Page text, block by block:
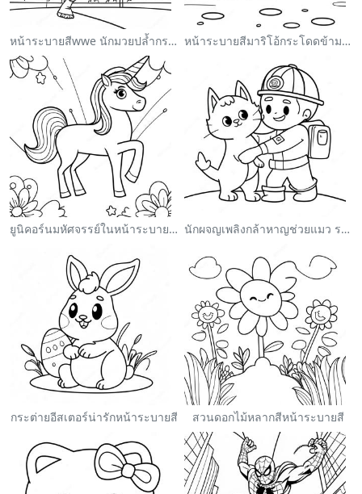
หน้าระบายสีwwe นักมวยปล้ำกระโดดใส่คู่ต่อสู้ หน้าระบายสีมาริโอ้กระโดดข้ามกูมบา
ยูนิคอร์นมหัศจรรย์ในหน้าระบายสีสายรุ้ง นักผจญเพลิงกล้าหาญช่วยแมว ระบายสี
กระต่ายอีสเตอร์น่ารักหน้าระบายสี สวนดอกไม้หลากสีหน้าระบายสี